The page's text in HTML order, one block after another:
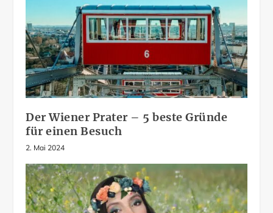
Der Wiener Prater – 5 beste Gründe
für einen Besuch
2. Mai 2024